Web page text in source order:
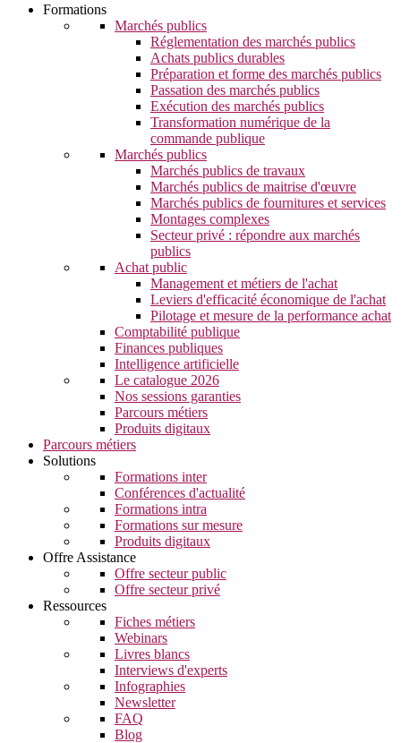
Formations
Marchés publics
Réglementation des marchés publics
Achats publics durables
Préparation et forme des marchés publics
Passation des marchés publics
Exécution des marchés publics
Transformation numérique de la
commande publique
Marchés publics
Marchés publics de travaux
Marchés publics de maitrise d'œuvre
Marchés publics de fournitures et services
Montages complexes
Secteur privé : répondre aux marchés
publics
Achat public
Management et métiers de l'achat
Leviers d'efficacité économique de l'achat
Pilotage et mesure de la performance achat
Comptabilité publique
Finances publiques
Intelligence artificielle
Le catalogue 2026
Nos sessions garanties
Parcours métiers
Produits digitaux
Parcours métiers
Solutions
Formations inter
Conférences d'actualité
Formations intra
Formations sur mesure
Produits digitaux
Offre Assistance
Offre secteur public
Offre secteur privé
Ressources
Fiches métiers
Webinars
Livres blancs
Interviews d'experts
Infographies
Newsletter
FAQ
Blog